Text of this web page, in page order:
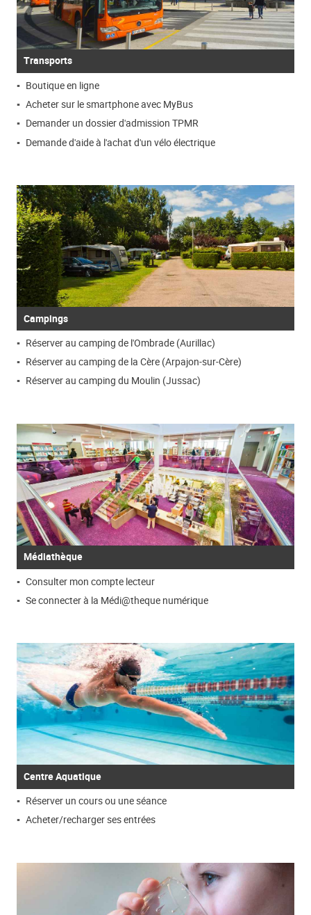
Transports
Boutique en ligne
Acheter sur le smartphone avec MyBus
Demander un dossier d'admission TPMR
Demande d'aide à l'achat d'un vélo électrique
Campings
Réserver au camping de l'Ombrade (Aurillac)
Réserver au camping de la Cère (Arpajon-sur-Cère)
Réserver au camping du Moulin (Jussac)
Médiathèque
Consulter mon compte lecteur
Se connecter à la Médi@theque numérique
Centre Aquatique
Réserver un cours ou une séance
Acheter/recharger ses entrées